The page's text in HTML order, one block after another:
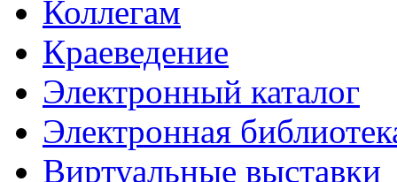
Коллегам
Краеведение
Электронный каталог
Электронная
Виртуальные выставки